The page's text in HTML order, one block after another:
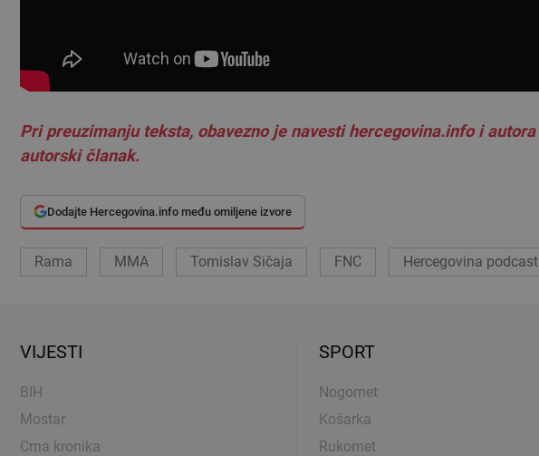
Pri preuzimanju teksta, obavezno je navesti hercegovina.info i
autorski članak.
Dodajte Hercegovina.info među omiljene izvore
Rama MMA Tomislav Sičaja FNC Hercegovina podcast
VIJESTI
BIH
Mostar
Crna kronika
SPORT
Nogomet
Košarka
Rukomet